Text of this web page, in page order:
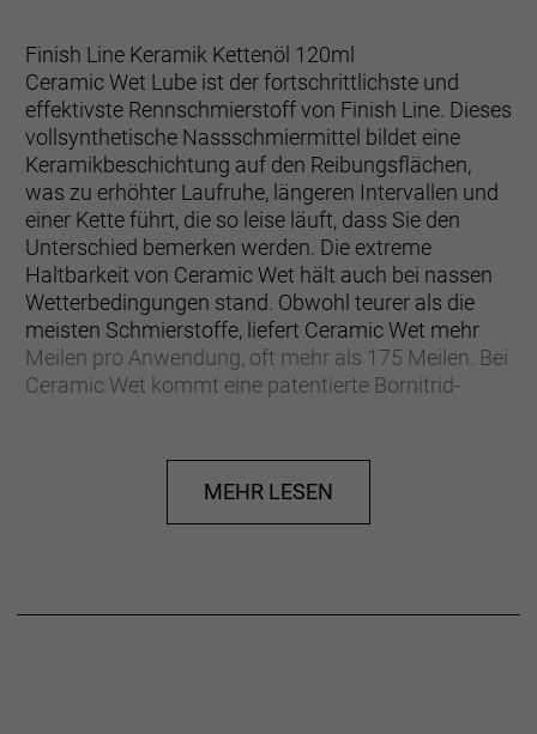
Finish Line Keramik Kettenöl 120ml
Ceramic Wet Lube ist der fortschrittlichste und
effektivste Rennschmierstoff von Finish Line. Dieses
vollsynthetische Nassschmiermittel bildet eine
Keramikbeschichtung auf den Reibungsflächen,
was zu erhöhter Laufruhe, längeren Intervallen und
einer Kette führt, die so leise läuft, dass Sie den
Unterschied bemerken werden. Die extreme
Haltbarkeit von Ceramic Wet hält auch bei nassen
Wetterbedingungen stand. Obwohl teurer als die
meisten Schmierstoffe, liefert Ceramic Wet mehr
Meilen pro Anwendung, oft mehr als 175 Meilen. Bei
Ceramic Wet kommt eine patentierte Bornitrid-
innovativ ist, hat Finish Line neue Maßstäbe für die
Schmierung am Renntag gesetzt. Ceramic Wet
verändert die Art und Weise, wie viele Mechaniker
MEHR LESEN